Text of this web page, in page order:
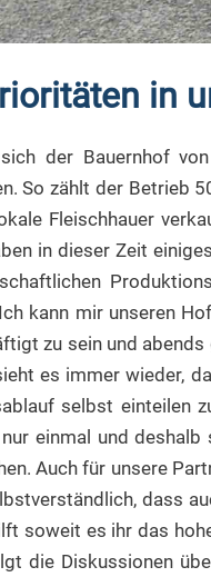
in
der Bauernhof
So zählt der Betrieb
Fleischhauer
in dieser Zeit
kann mir unseren
zu sein und
es immer wieder,
selbst einteilen
einmal und
Auch für unsere
dass
soweit es ihr das
die Diskussionen